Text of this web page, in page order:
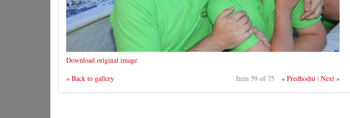
Download original image
« Back to gallery
Item 59 of 75 « Predhodni |Next »